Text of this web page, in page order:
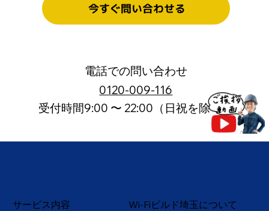
今すぐ問い合わせる
電話での問い合わせ
0120-009-116
受付時間9:00 〜 22:00（日祝を除く）
サービス内容
Wi-Fiビルド埼玉について